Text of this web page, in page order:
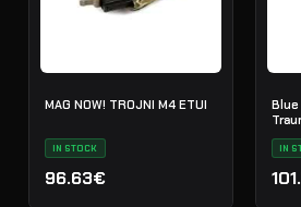
MAG NOW! TROJNI M4 ETUI
IN STOCK
96.63€
Blue
IN